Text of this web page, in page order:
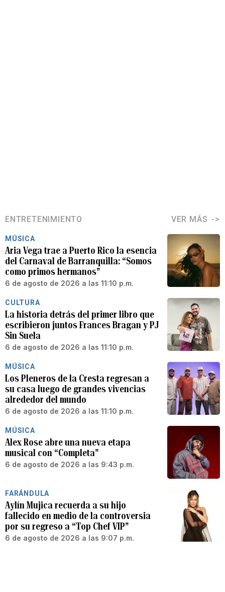
ENTRETENIMIENTO VER MÁS
MÚSICA
Aria Vega trae a Puerto Rico la esencia
del Carnaval de Barranquilla: “Somos
como primos hermanos”
6 de agosto de 2026 a las 11:10 p.m.
CULTURA
La historia detrás del primer libro que
escribieron juntos Frances Bragan y PJ
Sin Suela
6 de agosto de 2026 a las 11:10 p.m.
MÚSICA
Los Pleneros de la Cresta regresan a
su casa luego de grandes vivencias
alrededor del mundo
6 de agosto de 2026 a las 11:10 p.m.
MÚSICA
Alex Rose abre una nueva etapa
musical con “Completa”
6 de agosto de 2026 a las 9:43 p.m.
FARÁNDULA
Aylín Mujica recuerda a su hijo
fallecido en medio de la controversia
por su regreso a “Top Chef VIP”
6 de agosto de 2026 a las 9:07 p.m.